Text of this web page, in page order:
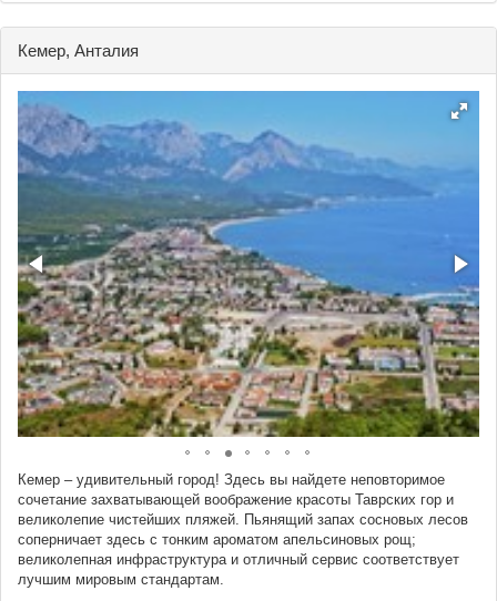
Кемер, Анталия
Кемер – удивительный город! Здесь вы найдете неповторимое
сочетание захватывающей воображение красоты Таврских гор и
великолепие чистейших пляжей. Пьянящий запах сосновых лесов
соперничает здесь с тонким ароматом апельсиновых рощ;
великолепная инфраструктура и отличный сервис соответствует
лучшим мировым стандартам.